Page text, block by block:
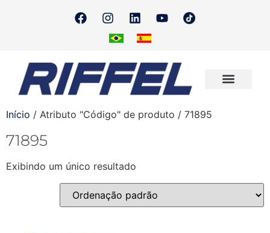
Início / Atributo "Código" de produto / 71895
71895
Exibindo um único resultado